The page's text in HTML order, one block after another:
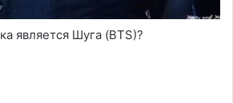
является Шуга (BTS)?